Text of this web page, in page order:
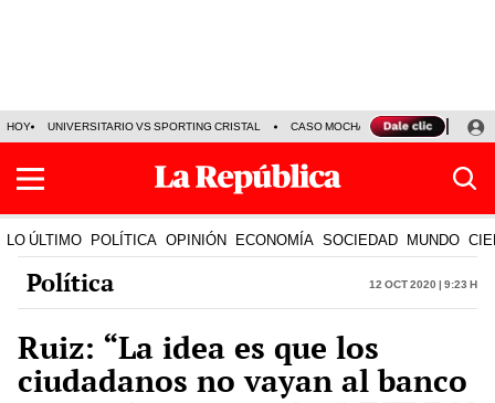
HOY UNIVERSITARIO VS SPORTING CRISTAL CASO MOCHASUELDOS
LO ÚLTIMO POLÍTICA OPINIÓN ECONOMÍA SOCIEDAD MUNDO
Política 12 Oct 2020 | 9:23 h
Ruiz: “La idea es que los
ciudadanos no vayan al banco